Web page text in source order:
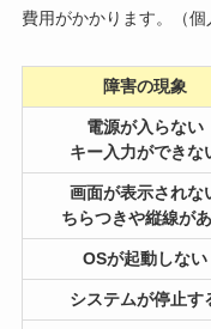
費用がかかります。（個
障害の現象
電源が入らない
キー入力ができな
画面が表示されな
ちらつきや縦線が
OSが起動しない
システムが停止す